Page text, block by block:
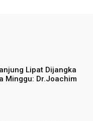
Lipat Dijangka
Minggu: Dr.Joachim